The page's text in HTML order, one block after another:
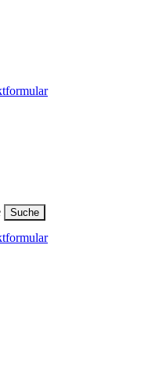
Suche